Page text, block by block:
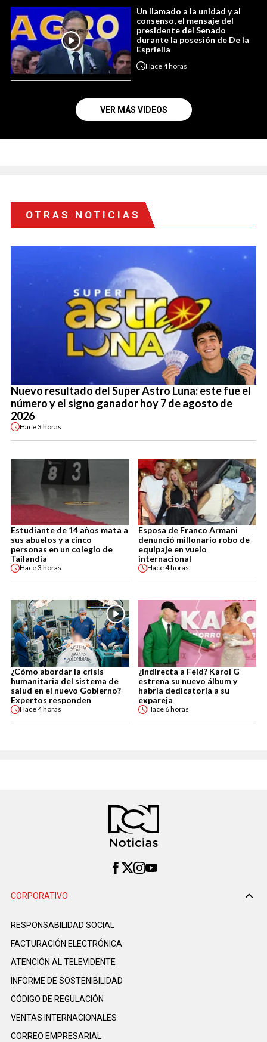
Un llamado a la unidad y al
consenso, el mensaje del
presidente del Senado
durante la posesión de De la
Espriella
Hace4 horas
VER MÁS VIDEOS
OTRAS NOTICIAS
Nuevo resultado del Super Astro Luna: este fue el
número y el signo ganador hoy 7 de agosto de
2026
Hace3 horas
Estudiante de 14 años mata a
sus abuelos y a cinco
personas en un colegio de
Tailandia
Hace3 horas
Esposa de Franco Armani
denunció millonario robo de
equipaje en vuelo
internacional
Hace4 horas
¿Cómo abordar la crisis
humanitaria del sistema de
salud en el nuevo Gobierno?
Expertos responden
Hace4 horas
¿Indirecta a Feid? Karol G
estrena su nuevo álbum y
habría dedicatoria a su
expareja
Hace 6 horas
CORPORATIVO
RESPONSABILIDAD SOCIAL
FACTURACIÓN ELECTRÓNICA
ATENCIÓN AL TELEVIDENTE
INFORME DE SOSTENIBILIDAD
CÓDIGO DE REGULACIÓN
VENTAS INTERNACIONALES
CORREO EMPRESARIAL